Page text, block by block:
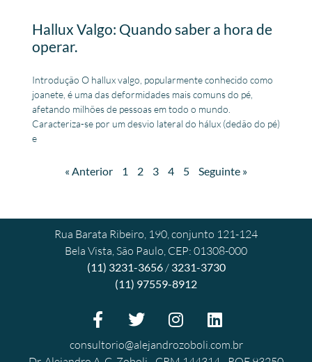
Hallux Valgo: Quando saber a hora de
operar.
Introdução O hallux valgo, popularmente conhecido como
joanete, é uma das deformidades mais comuns do pé,
afetando milhões de pessoas em todo o mundo.
Caracteriza-se por um desvio lateral do hálux (dedão do pé)
e
« Anterior 1 2 3 4 5 Seguinte »
Rua Barata Ribeiro, 190, conjunto 121-124
Bela Vista, São Paulo, CEP: 01308-000
(11) 3231-3656/ 3231-3730
(11) 97559-8912
consultorio@alejandrozoboli.com.br